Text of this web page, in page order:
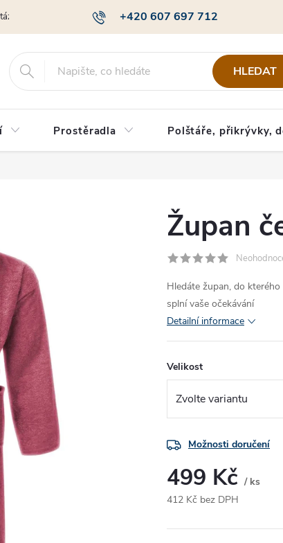
+420 607 697 712
Obchodní podmínky Podmínky ochrany osobních údajů
HLEDAT
Prostěradla Polštáře, přikrývky,
Župan
Hledáte župan, do
splní vaše očekávání
Detailní informace
Velikost
Možnosti doručení
499 Kč / ks
412 Kč bez DPH
cena: